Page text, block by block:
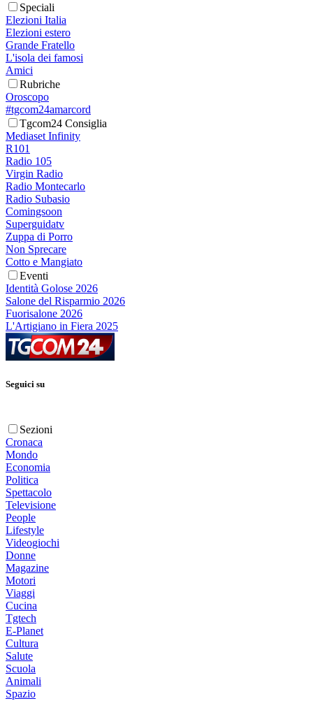
Speciali
Elezioni Italia
Elezioni estero
Grande Fratello
L'isola dei famosi
Amici
Rubriche
Oroscopo
#tgcom24amarcord
Tgcom24 Consiglia
Mediaset Infinity
R101
Radio 105
Virgin Radio
Radio Montecarlo
Radio Subasio
Comingsoon
Superguidatv
Zuppa di Porro
Non Sprecare
Cotto e Mangiato
Eventi
Identità Golose 2026
Salone del Risparmio 2026
Fuorisalone 2026
L'Artigiano in Fiera 2025
Seguici su
Sezioni
Cronaca
Mondo
Economia
Politica
Spettacolo
Televisione
People
Lifestyle
Videogiochi
Donne
Magazine
Motori
Viaggi
Cucina
Tgtech
E-Planet
Cultura
Salute
Scuola
Animali
Spazio